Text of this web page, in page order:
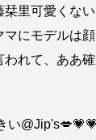
栞里可愛くな
マにモデルは
われて、ああ
い